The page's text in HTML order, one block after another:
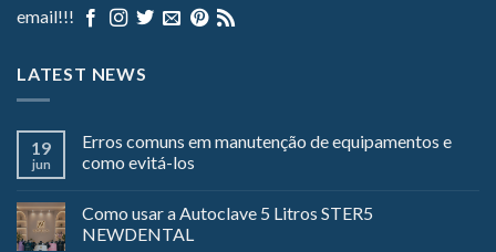
email!!!
LATEST NEWS
19
jun
Erros comuns em manutenção de equipamentos e
como evitá-los
Como usar a Autoclave 5 Litros STER5
NEWDENTAL